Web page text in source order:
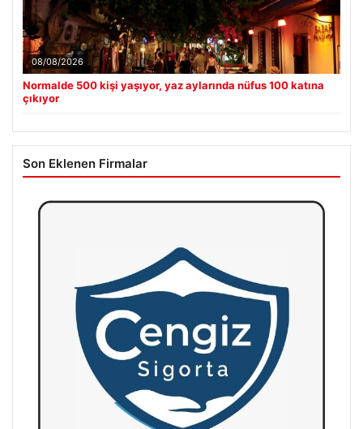
08/08/2026
Normalde 500 kişi yaşıyor, yaz aylarında nüfus 100 katına
çıkıyor
Son Eklenen Firmalar